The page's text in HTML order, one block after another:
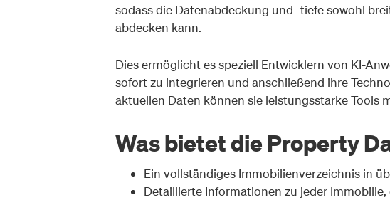
sodass die Datenabdeckung und -tiefe sowohl
abdecken kann.
Dies ermöglicht es speziell Entwicklern von KI-
sofort zu integrieren und anschließend ihre
aktuellen Daten können sie leistungsstarke Tools
Was bietet die Property
Ein vollständiges Immobilienverzeichnis in
Detaillierte Informationen zu jeder